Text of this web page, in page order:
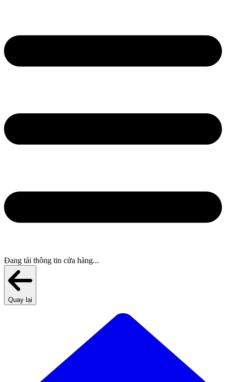
Đang tải thông tin cửa hàng...
Quay lại